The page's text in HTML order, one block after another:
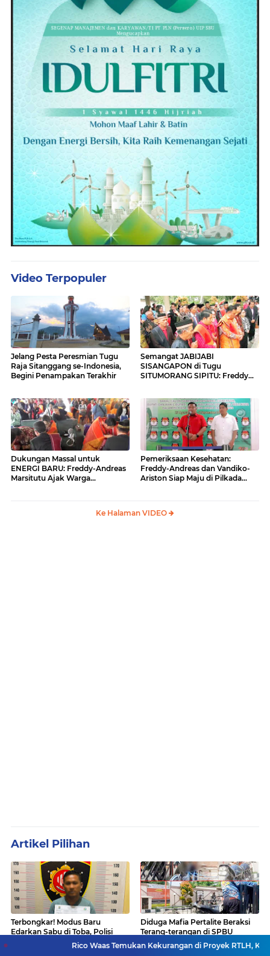
Video Terpopuler
Jelang Pesta Peresmian Tugu
Raja Sitanggang se-Indonesia,
Begini Penampakan Terakhir
Semangat JABIJABI
SISANGAPON di Tugu
SITUMORANG SIPITU: Freddy
Dukungan Massal untuk
ENERGI BARU: Freddy-Andreas
Marsitutu Ajak Warga
Pemeriksaan Kesehatan:
Freddy-Andreas dan Vandiko-
Ariston Siap Maju di Pilkada
Ke Halaman VIDEO
Artikel Pilihan
Terbongkar! Modus Baru
Edarkan Sabu di Toba, Polisi
Temukan Paket di Balik Pagar
Diduga Mafia Pertalite Beraksi
Terang-terangan di SPBU
Bandar Khalipah, Kades Ancam
Surati Pertamina
Rico Waas Temukan Kekurangan di Proyek RTLH, Kontraktor